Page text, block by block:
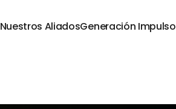
Nuestros AliadosGeneración Impulso